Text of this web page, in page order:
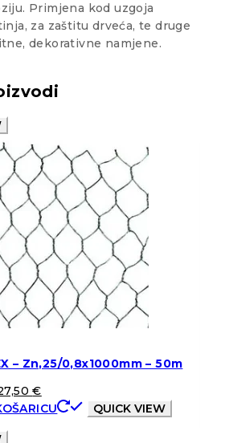
Primjena kod uzgoja
za zaštitu drveća, te druge
dekorativne namjene.
– Zn,25/0,8x1000mm – 50m
€
QUICK VIEW